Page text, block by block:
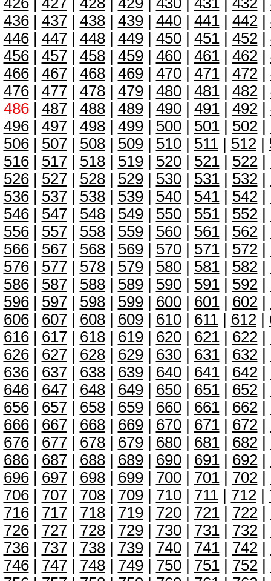
436| 437| 438| 439| 440| 441| 442|
446| 447| 448| 449| 450| 451| 452|
456| 457| 458| 459| 460| 461| 462|
466| 467| 468| 469| 470| 471| 472|
476| 477| 478| 479| 480| 481| 482|
486| 487| 488| 489| 490| 491| 492|
496| 497| 498| 499| 500| 501| 502|
506| 507| 508| 509| 510| 511| 512|
516| 517| 518| 519| 520| 521| 522|
526| 527| 528| 529| 530| 531| 532|
536| 537| 538| 539| 540| 541| 542|
546| 547| 548| 549| 550| 551| 552|
556| 557| 558| 559| 560| 561| 562|
566| 567| 568| 569| 570| 571| 572|
576| 577| 578| 579| 580| 581| 582|
586| 587| 588| 589| 590| 591| 592|
596| 597| 598| 599| 600| 601| 602|
606| 607| 608| 609| 610| 611| 612|
616| 617| 618| 619| 620| 621| 622|
626| 627| 628| 629| 630| 631| 632|
636| 637| 638| 639| 640| 641| 642|
646| 647| 648| 649| 650| 651| 652|
656| 657| 658| 659| 660| 661| 662|
666| 667| 668| 669| 670| 671| 672|
676| 677| 678| 679| 680| 681| 682|
686| 687| 688| 689| 690| 691| 692|
696| 697| 698| 699| 700| 701| 702|
706| 707| 708| 709| 710| 711| 712|
716| 717| 718| 719| 720| 721| 722|
726| 727| 728| 729| 730| 731| 732|
736| 737| 738| 739| 740| 741| 742|
746| 747| 748| 749| 750| 751| 752|